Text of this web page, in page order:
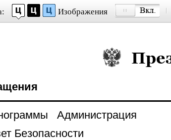
Изображения
Президент
Администрация
Безопасности